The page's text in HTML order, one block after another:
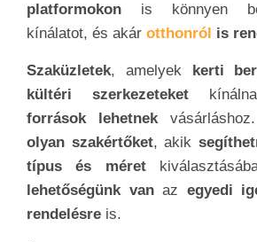
platformokon is könnyen
kínálatot, és akár otthonról is
Szaküzletek, amelyek kerti
kültéri szerkezeteket
források lehetnek
olyan szakértőket, akik
típus és méret
lehetőségünk vanaz egyedi
rendelésre is.